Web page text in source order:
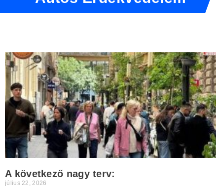
A következő nagy terv:
július 22, 2026